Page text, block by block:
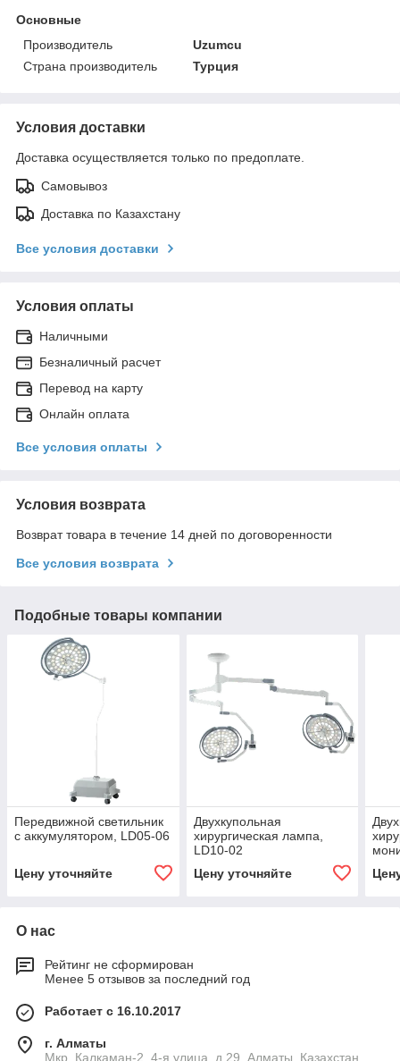
Основные
Производитель
Uzumcu
Страна производитель
Турция
Условия доставки
Доставка осуществляется только по предоплате.
Самовывоз
Доставка по Казахстану
Все условия доставки
Условия оплаты
Наличными
Безналичный расчет
Перевод на карту
Онлайн оплата
Все условия оплаты
Условия возврата
Возврат товара в течение 14 дней по договоренности
Все условия возврата
Подобные товары компании
Передвижной светильник
с аккумулятором, LD05-06
Цену уточняйте
Двухкупольная
хирургическая лампа,
LD10-02
Цену уточняйте
О нас
Рейтинг не сформирован
Менее 5 отзывов за последний год
Работает с 16.10.2017
г. Алматы
Мкр. Калкаман-2, 4-я улица, д.29, Алматы, Казахстан